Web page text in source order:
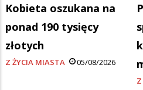
Kobieta oszukana na
ponad 190 tysięcy
złotych
Z ŻYCIA MIASTA 05/08/2026